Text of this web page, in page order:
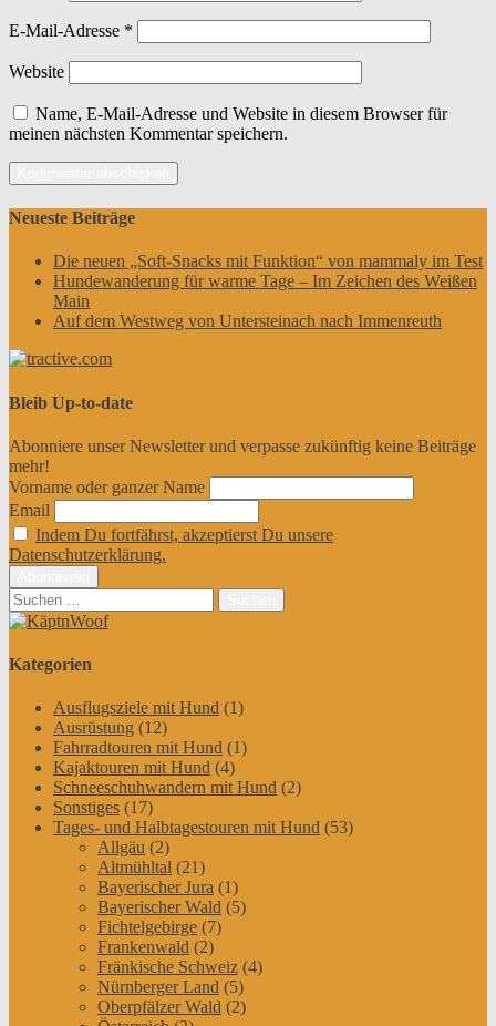
E-Mail-Adresse *
Website
Name, E-Mail-Adresse und Website in diesem Browser für
meinen nächsten Kommentar speichern.
Neueste Beiträge
Die neuen „Soft-Snacks mit Funktion“ von mammaly im Test
Hundewanderung für warme Tage – Im Zeichen des Weißen
Main
Auf dem Westweg von Untersteinach nach Immenreuth
Bleib Up-to-date
Abonniere unser Newsletter und verpasse zukünftig keine Beiträge
mehr!
Vorname oder ganzer Name
Email
Indem Du fortfährst, akzeptierst Du unsere
Datenschutzerklärung.
Suchen
nach:
Kategorien
Ausflugsziele mit Hund (1)
Ausrüstung (12)
Fahrradtouren mit Hund (1)
Kajaktouren mit Hund (4)
Schneeschuhwandern mit Hund (2)
Sonstiges (17)
Tages- und Halbtagestouren mit Hund (53)
Allgäu (2)
Altmühltal (21)
Bayerischer Jura (1)
Bayerischer Wald (5)
Fichtelgebirge (7)
Frankenwald (2)
Fränkische Schweiz (4)
Nürnberger Land (5)
Oberpfälzer Wald (2)